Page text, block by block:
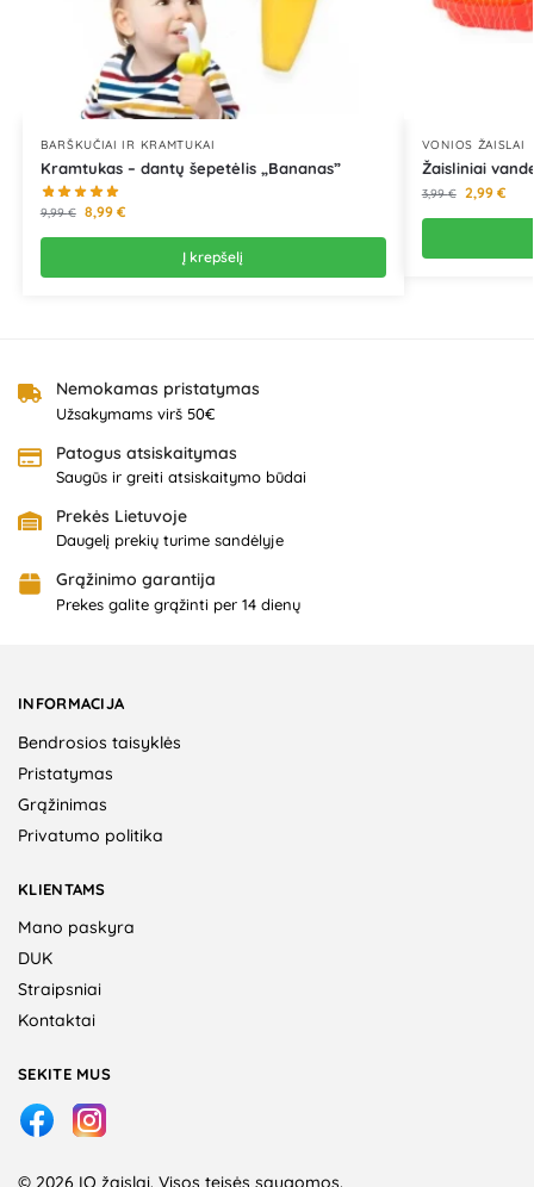
BARŠKUČIAI IR KRAMTUKAI
Kramtukas – dantų šepetėlis „Bananas”
9,99€ 8,99 €
Į krepšelį
VONIOS ŽAISLAI
Žaisliniai
3,99€ 2,99 €
Nemokamas pristatymas
Užsakymams virš 50€
Patogus atsiskaitymas
Saugūs ir greiti atsiskaitymo būdai
Prekės Lietuvoje
Daugelį prekių turime sandėlyje
Grąžinimo garantija
Prekes galite grąžinti per 14 dienų
INFORMACIJA
Bendrosios taisyklės
Pristatymas
Grąžinimas
Privatumo politika
KLIENTAMS
Mano paskyra
DUK
Straipsniai
Kontaktai
SEKITE MUS
© 2026 IQ žaislai. Visos teisės saugomos.